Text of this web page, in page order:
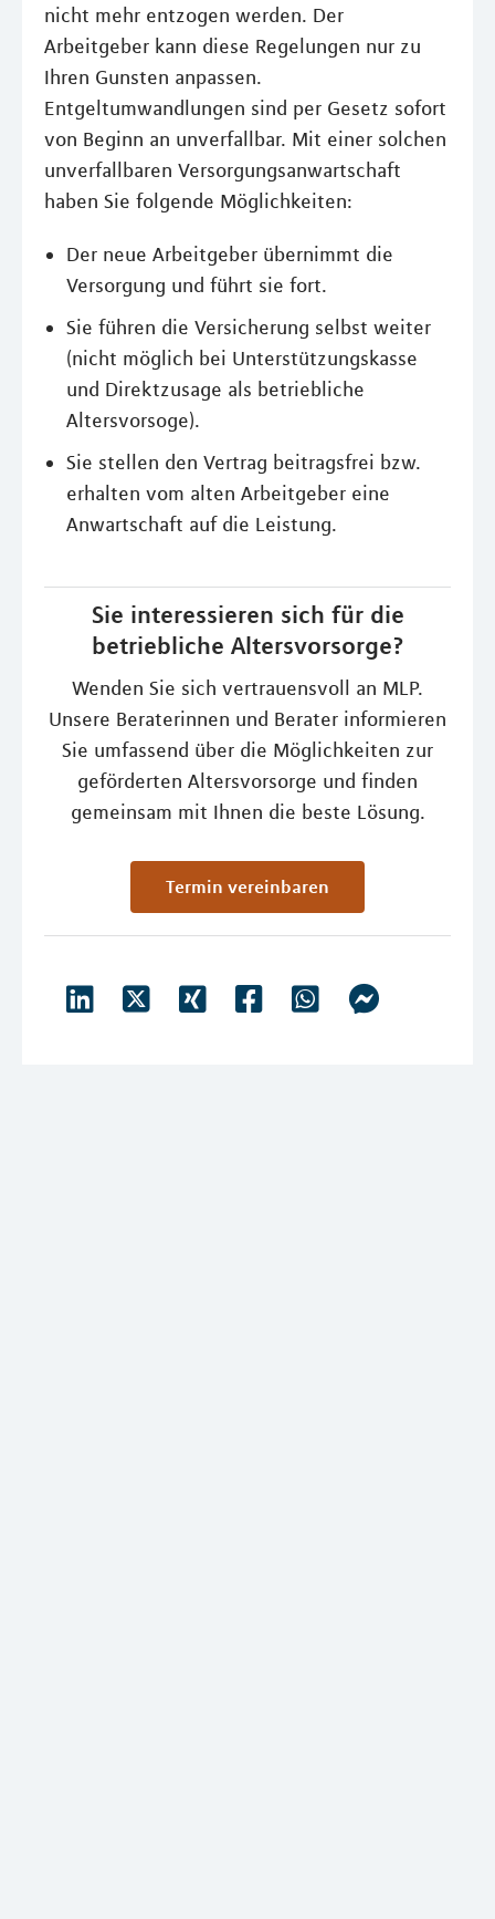
nicht mehr entzogen werden. Der
Arbeitgeber kann diese Regelungen nur zu
Ihren Gunsten anpassen.
Entgeltumwandlungen sind per Gesetz sofort
von Beginn an unverfallbar. Mit einer solchen
unverfallbaren Versorgungsanwartschaft
haben Sie folgende Möglichkeiten:
Der neue Arbeitgeber übernimmt die
Versorgung und führt sie fort.
Sie führen die Versicherung selbst weiter
(nicht möglich bei Unterstützungskasse
und Direktzusage als betriebliche
Altersvorsoge).
Sie stellen den Vertrag beitragsfrei bzw.
erhalten vom alten Arbeitgeber eine
Anwartschaft auf die Leistung.
Sie interessieren sich für die
betriebliche Altersvorsorge?
Wenden Sie sich vertrauensvoll an MLP.
Unsere Beraterinnen und Berater informieren
Sie umfassend über die Möglichkeiten zur
geförderten Altersvorsorge und finden
gemeinsam mit Ihnen die beste Lösung.
Termin vereinbaren